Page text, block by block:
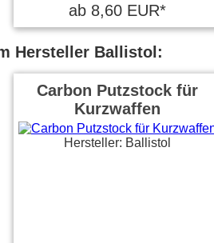
ab 8,60 EUR*
Hersteller Ballistol:
Carbon Putzstock für
Kurzwaffen
Hersteller: Ballistol